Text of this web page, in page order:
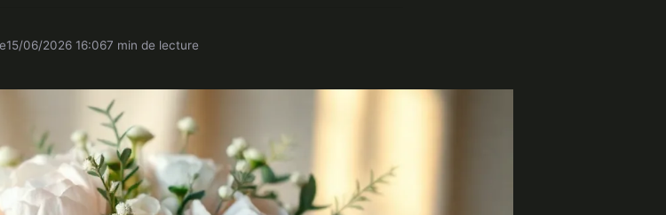
15/06/2026 16:067 min de lecture